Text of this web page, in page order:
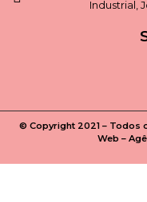
Industrial,
© Copyright 2021 – Todos
Web –